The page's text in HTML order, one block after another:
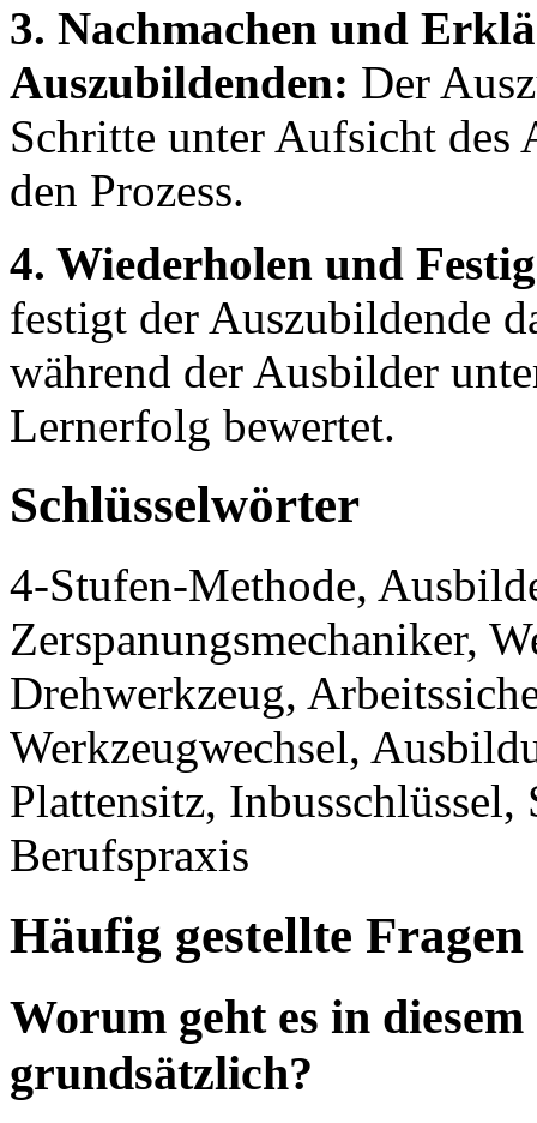
3. Nachmachen und
Auszubildenden: Der
Schritte unter Aufsicht des
den Prozess.
4. Wiederholen und
festigt der Auszubildende
während der Ausbilder
Lernerfolg bewertet.
Schlüsselwörter
4-Stufen-Methode,
Zerspanungsmechaniker,
Drehwerkzeug,
Werkzeugwechsel,
Plattensitz,
Berufspraxis
Häufig gestellte Fragen
Worum geht es in
grundsätzlich?